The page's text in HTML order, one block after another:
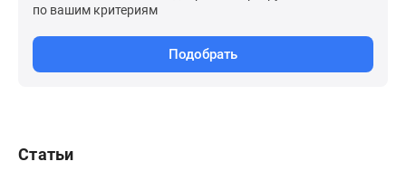
по вашим критериям
Подобрать
Статьи